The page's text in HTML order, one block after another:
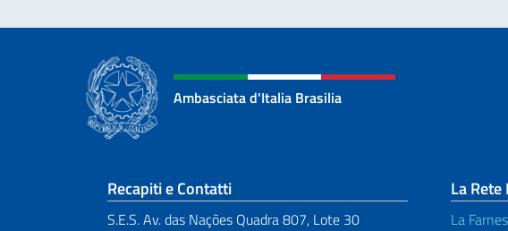
Ambasciata d'Italia Brasilia
Sezione footer
Recapiti e Contatti
S.E.S. Av. das Nações Quadra 807, Lote 30
La
La